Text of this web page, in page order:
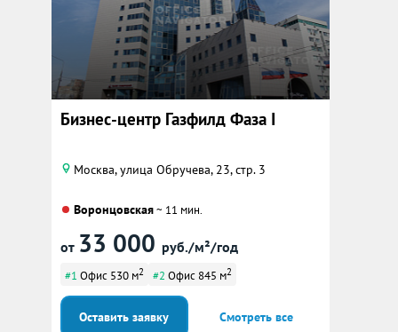
Бизнес-центр Газфилд Фаза I
Москва, улица Обручева, 23, стр. 3
Воронцовская~ 11 мин.
от 33 000 руб./м²/год
#1 Офис 530 м2 #2 Офис 845 м2
Оставить заявку Смотреть все